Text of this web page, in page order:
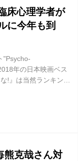
床心理学者が
に今年も到
"Psycho-
年の日本映画ベス
!』は当然ランキング
居監督自身の経験を
を、74分ワンカッ
熊克哉さん対